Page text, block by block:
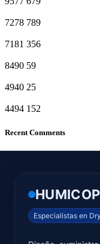
7278 789
7181 356
8490 59
4940 25
4494 152
Recent Comments
HUMICOP
Especialistas en